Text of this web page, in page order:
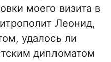
моего визита в
Леонид,
удалось ли
дипломатом